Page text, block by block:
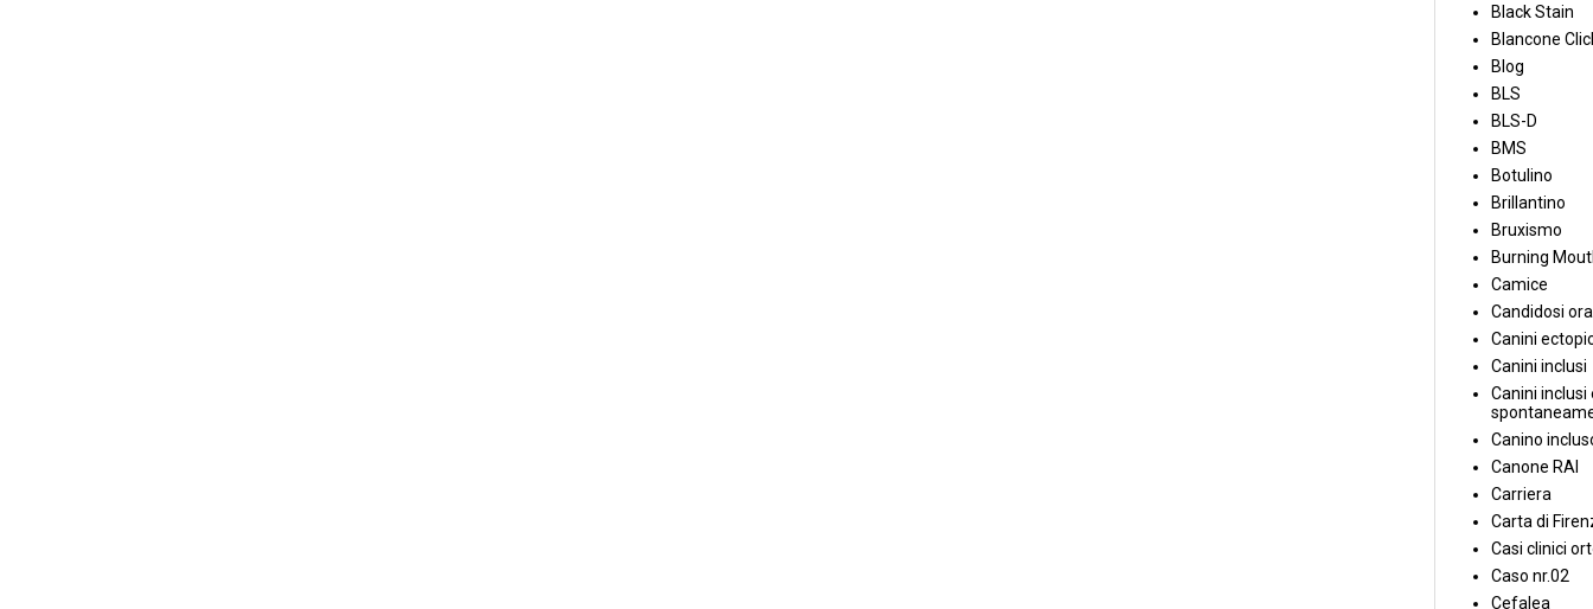
Black Stain
Blancone
Blog
BLS
BLS-D
BMS
Botulino
Brillantino
Bruxismo
Burning
Camice
Candidosi
Canini
Canini inclusi
Canini inclusi
Canino
Canone RAI
Carriera
Carta di
Casi clinici
Caso nr.02
Cefalea